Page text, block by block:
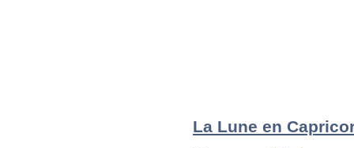
La Lune en